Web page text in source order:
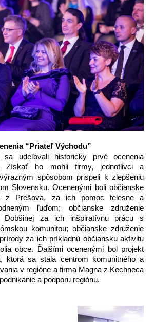
“Priateľ Východu”
sa udeľovali historicky prvé ocenenia
Získať ho mohli firmy, jednotlivci a
spôsobom prispeli k zlepšeniu
Slovensku. Ocenenými boli občianske
z Prešova, za ich pomoc telesne a
ľuďom; občianske združenie
za ich inšpiratívnu prácu s
komunitou; občianske združenie
za ich príkladnú občiansku aktivitu
obce. Ďalšími ocenenými bol projekt
ktorá sa stala centrom komunitného a
v regióne a firma Magna z Kechneca
a podporu regiónu.